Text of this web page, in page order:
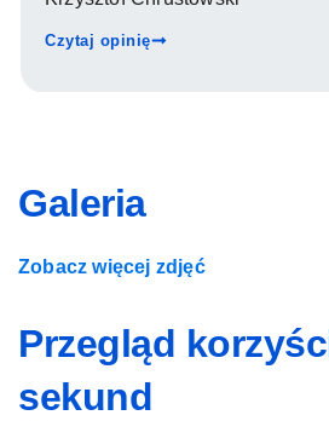
Czytaj opinię
Galeria
Zobacz więcej zdjęć
Przegląd
sekund